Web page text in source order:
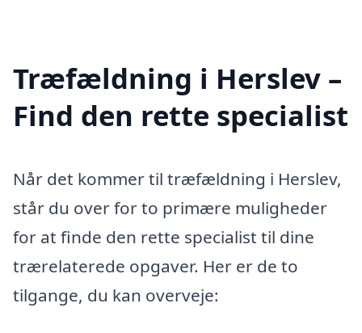
Træfældning i Herslev –
Find den rette specialist
Når det kommer til træfældning i Herslev,
står du over for to primære muligheder
for at finde den rette specialist til dine
trærelaterede opgaver. Her er de to
tilgange, du kan overveje: